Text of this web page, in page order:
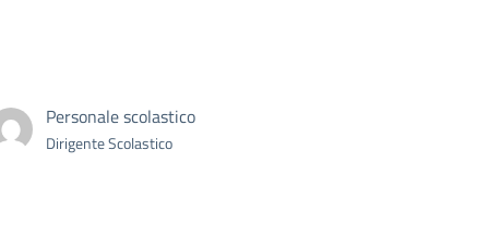
Personale scolastico
Dirigente Scolastico